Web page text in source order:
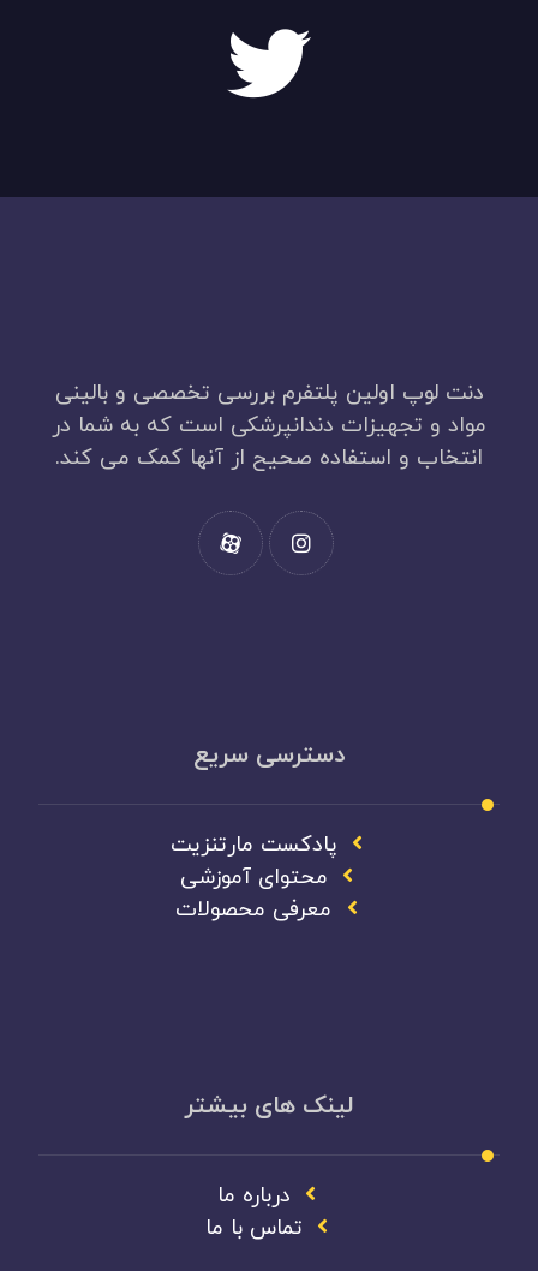
دنت لوپ اولین پلتفرم بررسی تخصصی و بالینی
مواد و تجهیزات دندانپرشکی است که به شما در
انتخاب و استفاده صحیح از آنها کمک می کند.
دسترسی سریع
پادکست مارتنزیت
محتوای آموزشی
معرفی محصولات
لینک های بیشتر
درباره ما
تماس با ما